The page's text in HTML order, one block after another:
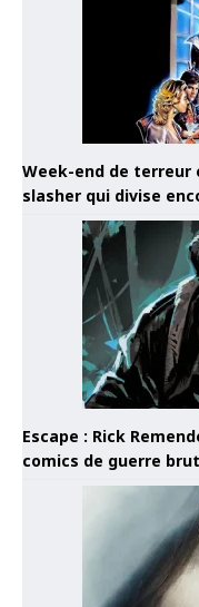
Week-end de terreur
slasher qui divise
Escape : Rick
comics de guerre